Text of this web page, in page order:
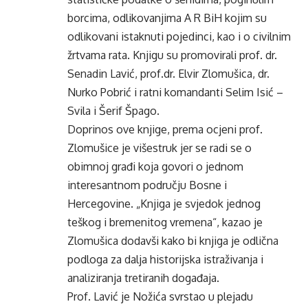
borcima, odlikovanjima A R BiH kojim su
odlikovani istaknuti pojedinci, kao i o civilnim
žrtvama rata. Knjigu su promovirali prof. dr.
Senadin Lavić, prof.dr. Elvir Zlomušica, dr.
Nurko Pobrić i ratni komandanti Selim Isić –
Svila i Šerif Špago.
Doprinos ove knjige, prema ocjeni prof.
Zlomušice je višestruk jer se radi se o
obimnoj građi koja govori o jednom
interesantnom području Bosne i
Hercegovine. „Knjiga je svjedok jednog
teškog i bremenitog vremena“, kazao je
Zlomušica dodavši kako bi knjiga je odlična
podloga za dalja historijska istraživanja i
analiziranja tretiranih događaja.
Prof. Lavić je Nožića svrstao u plejadu